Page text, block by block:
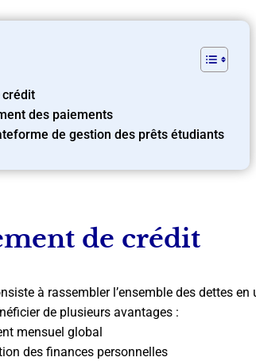
crédit
des paiements
de gestion des prêts étudiants
de crédit
à rassembler l’ensemble des dettes en
de plusieurs avantages :
mensuel global
des finances personnelles